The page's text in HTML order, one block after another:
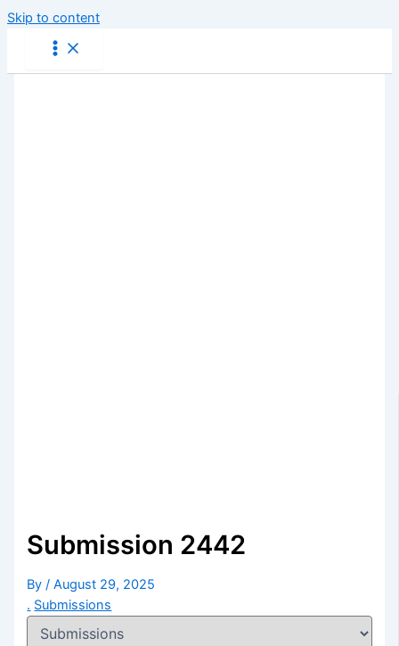
Skip to content
Submission 2442
By/August 29, 2025
. Submissions